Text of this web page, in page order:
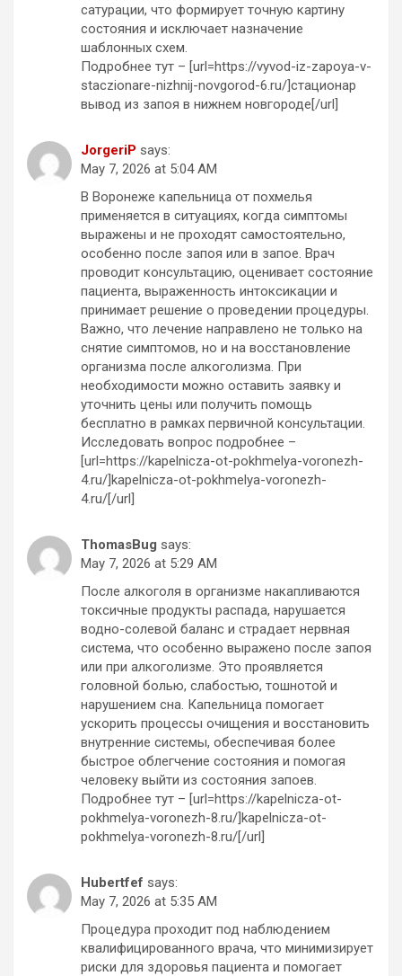
сатурации, что формирует точную картину
состояния и исключает назначение
шаблонных схем.
Подробнее тут – [url=https://vyvod-iz-zapoya-v-
staczionare-nizhnij-novgorod-6.ru/]стационар
вывод из запоя в нижнем новгороде[/url]
JorgeriP says:
May 7, 2026 at 5:04 AM
В Воронеже капельница от похмелья
применяется в ситуациях, когда симптомы
выражены и не проходят самостоятельно,
особенно после запоя или в запое. Врач
проводит консультацию, оценивает состояние
пациента, выраженность интоксикации и
принимает решение о проведении процедуры.
Важно, что лечение направлено не только на
снятие симптомов, но и на восстановление
организма после алкоголизма. При
необходимости можно оставить заявку и
уточнить цены или получить помощь
бесплатно в рамках первичной консультации.
Исследовать вопрос подробнее –
[url=https://kapelnicza-ot-pokhmelya-voronezh-
4.ru/]kapelnicza-ot-pokhmelya-voronezh-
4.ru/[/url]
ThomasBug says:
May 7, 2026 at 5:29 AM
После алкоголя в организме накапливаются
токсичные продукты распада, нарушается
водно-солевой баланс и страдает нервная
система, что особенно выражено после запоя
или при алкоголизме. Это проявляется
головной болью, слабостью, тошнотой и
нарушением сна. Капельница помогает
ускорить процессы очищения и восстановить
внутренние системы, обеспечивая более
быстрое облегчение состояния и помогая
человеку выйти из состояния запоев.
Подробнее тут – [url=https://kapelnicza-ot-
pokhmelya-voronezh-8.ru/]kapelnicza-ot-
pokhmelya-voronezh-8.ru/[/url]
Hubertfef says:
May 7, 2026 at 5:35 AM
Процедура проходит под наблюдением
квалифицированного врача, что минимизирует
риски для здоровья пациента и помогает